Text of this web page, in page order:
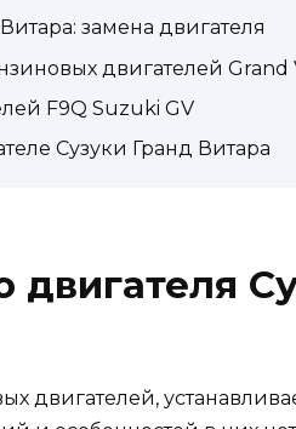
замена двигателя
двигателей Grand
F9Q Suzuki GV
Сузуки Гранд Витара
двигателя
двигателей,